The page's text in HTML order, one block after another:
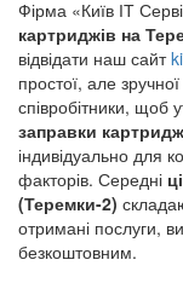
Заправка
Заправка
Заправка
Заправка
Заправка
Заправка
Заправка
Заправка
Заправка
Фірма «Київ ІТ
картриджів на
відвідати наш сайт
простої, але
співробітники, щоб
заправки
індивідуально для
факторів. Середні
(Теремки-2)
отримані послуги,
безкоштовним.